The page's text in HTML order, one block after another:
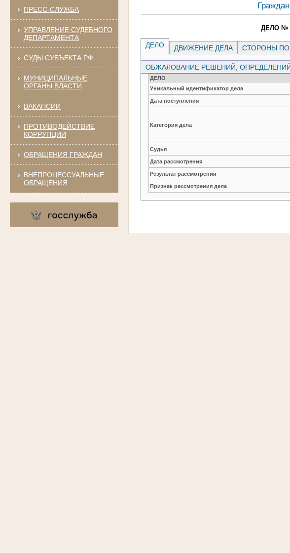
ПРЕСС-СЛУЖБА
УПРАВЛЕНИЕ СУДЕБНОГО
ДЕПАРТАМЕНТА
СУДЫ СУБЪЕКТА РФ
МУНИЦИПАЛЬНЫЕ
ОРГАНЫ ВЛАСТИ
ВАКАНСИИ
ПРОТИВОДЕЙСТВИЕ
КОРРУПЦИИ
ОБРАЩЕНИЯ ГРАЖДАН
ВНЕПРОЦЕССУАЛЬНЫЕ
ОБРАЩЕНИЯ
ДЕЛО №
ДЕЛО ДВИЖЕНИЕ ДЕЛА СТОРОНЫ ПО
ОБЖАЛОВАНИЕ РЕШЕНИЙ,
ДЕЛО
Уникальный идентификатор дела
Дата поступления
Категория дела
Судья
Дата рассмотрения
Результат рассмотрения
Признак рассмотрения дела